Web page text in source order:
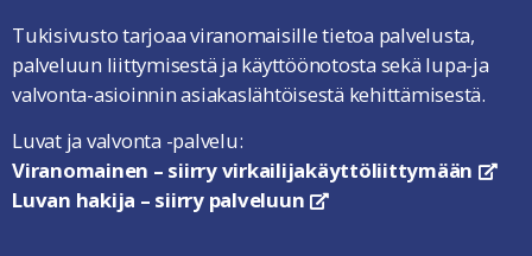
Tukisivusto tarjoaa viranomaisille tietoa palvelusta,
palveluun liittymisestä ja käyttöönotosta sekä lupa-ja
valvonta-asioinnin asiakaslähtöisestä kehittämisestä.
Luvat ja valvonta -palvelu:
Viranomainen – siirry virkailijakäyttöliittymään
Luvan hakija – siirry palveluun linkki avautuu uuteen